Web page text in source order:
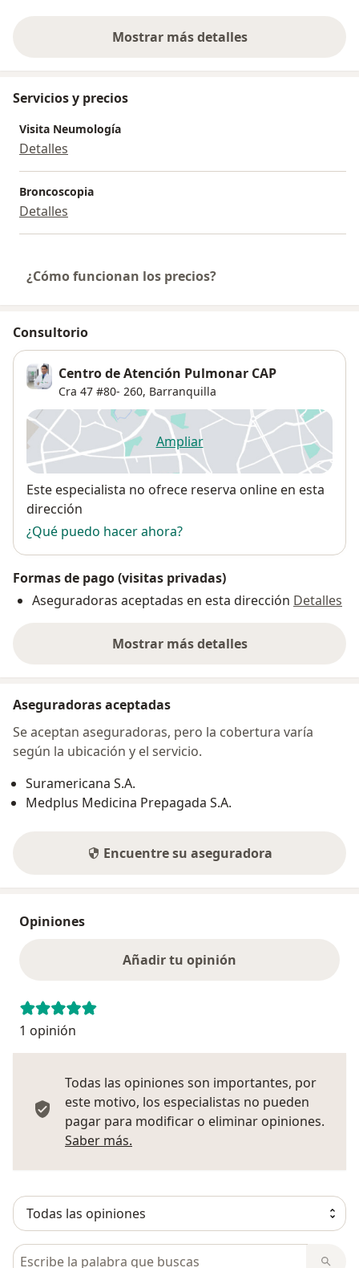
Mostrar más detalles
sobre la experiencia
Servicios y precios
Visita Neumología
Detalles
Broncoscopia
Detalles
¿Cómo funcionan los precios?
Consultorio
Centro de Atención Pulmonar CAP
Cra 47 #80- 260, Barranquilla
Ampliarse abre en una nueva
Disponibilidad
Este especialista no ofrece reserva online en esta
dirección
¿Qué puedo hacer ahora?
Formas de pago (visitas privadas)
Aseguradoras aceptadas en esta dirección Detalles
Mostrar más detalles
sobre la dirección
Aseguradoras aceptadas
Se aceptan aseguradoras, pero la cobertura varía
según la ubicación y el servicio.
Suramericana S.A.
Medplus Medicina Prepagada S.A.
Encuentre su aseguradora
Opiniones
Añadir tu opinión
1 opinión
Todas las opiniones son importantes, por
este motivo, los especialistas no pueden
pagar para modificar o eliminar opiniones.
Saber más.
Busca en opiniones